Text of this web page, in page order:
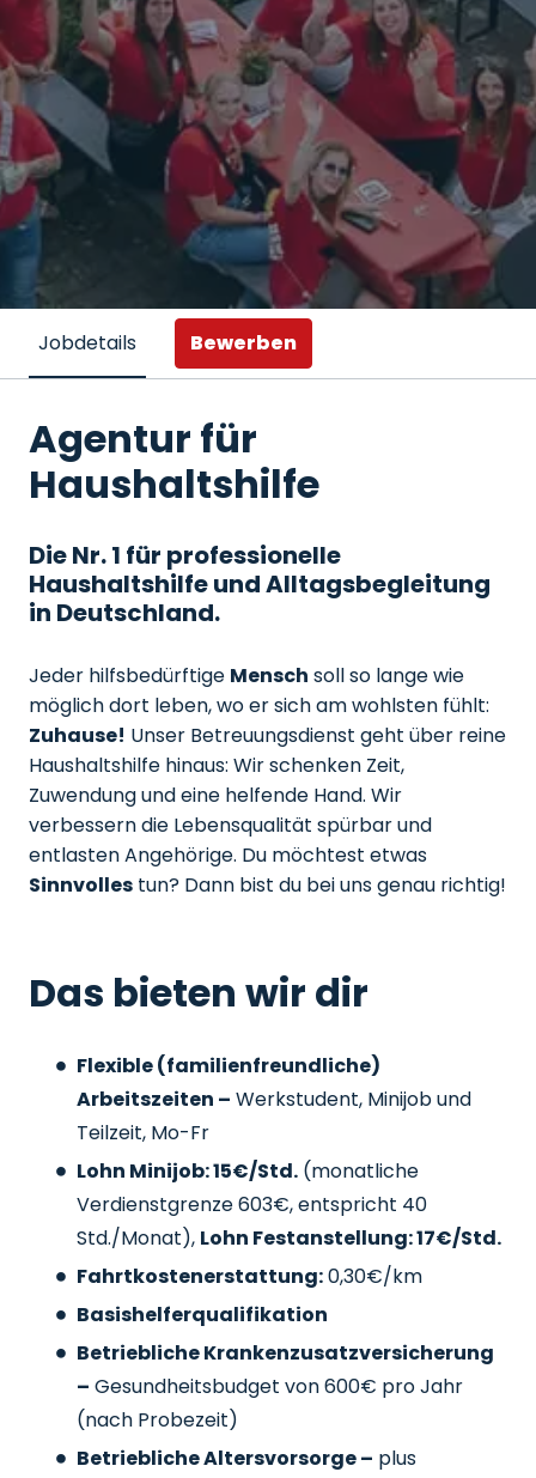
Jobdetails Bewerben
Agentur für
Haushaltshilfe
Die Nr. 1 für professionelle
Haushaltshilfe und Alltagsbegleitung
in Deutschland.
Jeder hilfsbedürftige Mensch soll so lange wie
möglich dort leben, wo er sich am wohlsten fühlt:
Zuhause! Unser Betreuungsdienst geht über reine
Haushaltshilfe hinaus: Wir schenken Zeit,
Zuwendung und eine helfende Hand. Wir
verbessern die Lebensqualität spürbar und
entlasten Angehörige. Du möchtest etwas
Sinnvolles tun? Dann bist du bei uns genau richtig!
Das bieten wir dir
Flexible (familienfreundliche)
Arbeitszeiten – Werkstudent, Minijob und
Teilzeit, Mo-Fr
Lohn Minijob: 15€/Std. (monatliche
Verdienstgrenze 603€, entspricht 40
Std./Monat), Lohn Festanstellung: 17€/Std.
Fahrtkostenerstattung:0,30€/km
Basishelferqualifikation
Betriebliche Krankenzusatzversicherung
– Gesundheitsbudget von 600€ pro Jahr
(nach Probezeit)
Betriebliche Altersvorsorge – plus